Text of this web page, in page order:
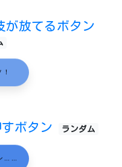
が放てるボタン
ボタン ランダム
……